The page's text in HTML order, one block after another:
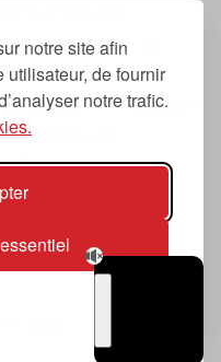
notre site afin
utilisateur, de fournir
notre trafic.
sur la
dont la
», « suivant
du
tendances
de la musique
hop, et des
liés à la